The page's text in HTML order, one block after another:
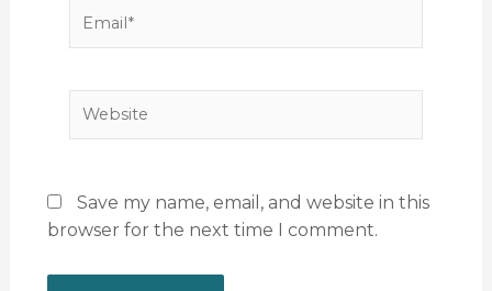
Email*
Website
Save my name, email, and website in this
browser for the next time I comment.